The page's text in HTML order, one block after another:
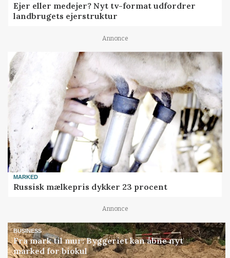
Ejer eller medejer? Nyt tv-format udfordrer
landbrugets ejerstruktur
Annonce
MARKED
Russisk mælkepris dykker 23 procent
Annonce
BUSINESS
Fra mark til mur: Byggeriet kan åbne nyt
marked for biokul